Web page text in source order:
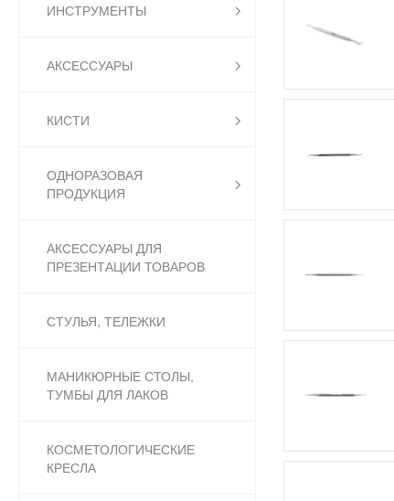
ИНСТРУМЕНТЫ
АКСЕССУАРЫ
КИСТИ
ОДНОРАЗОВАЯ
ПРОДУКЦИЯ
АКСЕССУАРЫ ДЛЯ
ПРЕЗЕНТАЦИИ ТОВАРОВ
СТУЛЬЯ, ТЕЛЕЖКИ
МАНИКЮРНЫЕ СТОЛЫ,
ТУМБЫ ДЛЯ ЛАКОВ
КОСМЕТОЛОГИЧЕСКИЕ
КРЕСЛА